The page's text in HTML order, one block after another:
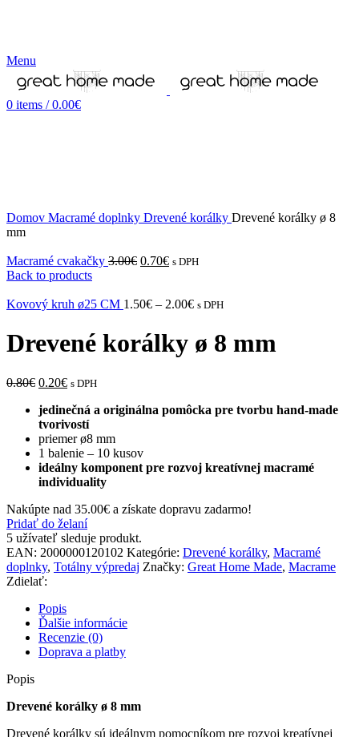
Menu
0 items / 0.00€
-75%Novinka
Domov Macramé doplnky Drevené korálky Drevené korálky ø 8
mm
Macramé cvakačky 3.00€ 0.70€ s DPH
Back to products
Kovový kruh ø25 CM 1.50€ – 2.00€ s DPH
Drevené korálky ø 8 mm
0.80€ 0.20€ s DPH
jedinečná a originálna pomôcka pre tvorbu hand-made
tvorivostí
priemer ø8 mm
1 balenie – 10 kusov
ideálny komponent pre rozvoj kreatívnej macramé
individuality
Nakúpte nad 35.00€ a získate dopravu zadarmo!
Pridať do želaní
5 užívateľ sleduje produkt.
EAN: 2000000120102 Kategórie: Drevené korálky, Macramé
doplnky, Totálny výpredaj Značky: Great Home Made, Macrame
Zdielať:
Popis
Ďalšie informácie
Recenzie (0)
Doprava a platby
Popis
Drevené korálky ø 8 mm
Drevené korálky sú ideálnym pomocníkom pre rozvoj kreatívnej